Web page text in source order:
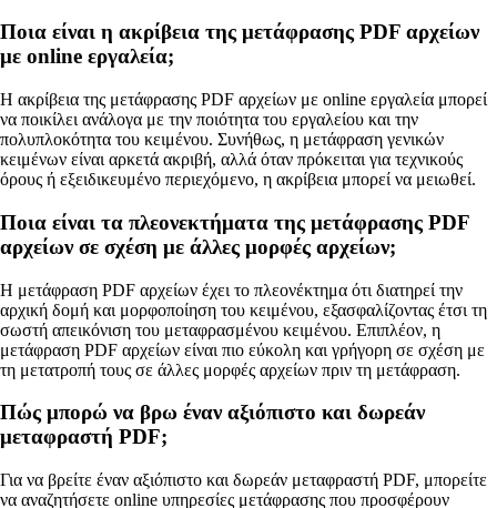
Ποια είναι η ακρίβεια της μετάφρασης PDF αρχείων
με online εργαλεία;
Η ακρίβεια της μετάφρασης PDF αρχείων με online εργαλεία μπορεί
να ποικίλει ανάλογα με την ποιότητα του εργαλείου και την
πολυπλοκότητα του κειμένου. Συνήθως, η μετάφραση γενικών
κειμένων είναι αρκετά ακριβή, αλλά όταν πρόκειται για τεχνικούς
όρους ή εξειδικευμένο περιεχόμενο, η ακρίβεια μπορεί να μειωθεί.
Ποια είναι τα πλεονεκτήματα της μετάφρασης PDF
αρχείων σε σχέση με άλλες μορφές αρχείων;
Η μετάφραση PDF αρχείων έχει το πλεονέκτημα ότι διατηρεί την
αρχική δομή και μορφοποίηση του κειμένου, εξασφαλίζοντας έτσι τη
σωστή απεικόνιση του μεταφρασμένου κειμένου. Επιπλέον, η
μετάφραση PDF αρχείων είναι πιο εύκολη και γρήγορη σε σχέση με
τη μετατροπή τους σε άλλες μορφές αρχείων πριν τη μετάφραση.
Πώς μπορώ να βρω έναν αξιόπιστο και δωρεάν
μεταφραστή PDF;
Για να βρείτε έναν αξιόπιστο και δωρεάν μεταφραστή PDF, μπορείτε
να αναζητήσετε online υπηρεσίες μετάφρασης που προσφέρουν